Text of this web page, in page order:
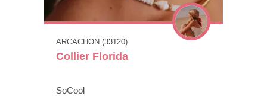
ARCACHON (33120)
Collier Florida
SoCool